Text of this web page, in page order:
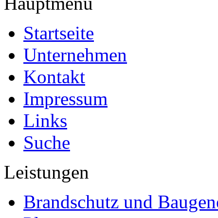
Startseite
Unternehmen
Kontakt
Impressum
Links
Suche
Leistungen
Brandschutz und